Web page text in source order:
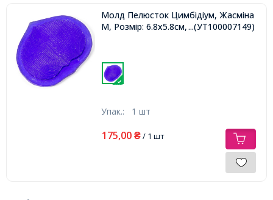
Молд Пелюсток Цимбідіум, Жасміна
М, Розмір: 6.8х5.8см, арт.3008,
...(УТ100007149)
Упак.: 1 шт
175,00 ₴/ 1 шт